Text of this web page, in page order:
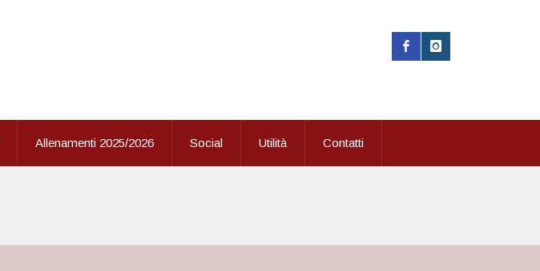
Allenamenti 2025/2026 Social Utilità Contatti